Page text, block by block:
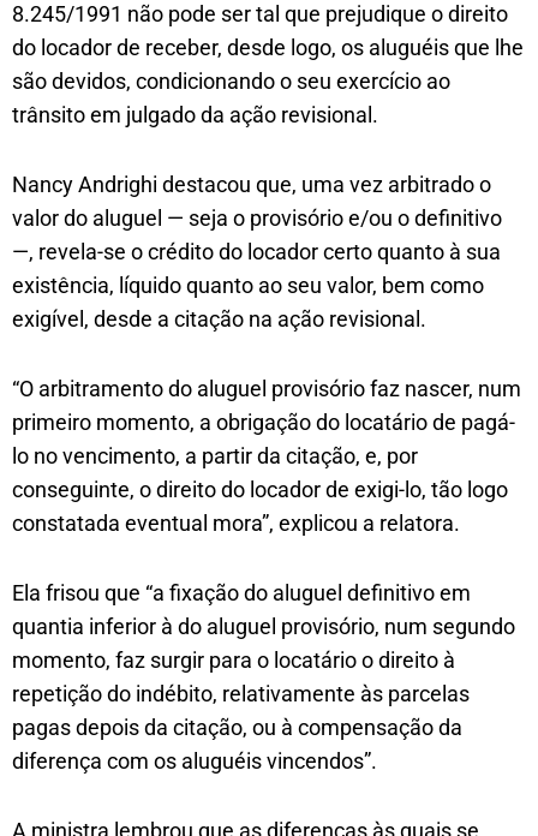
8.245/1991 não pode ser tal que prejudique o direito
do locador de receber, desde logo, os aluguéis que lhe
são devidos, condicionando o seu exercício ao
trânsito em julgado da ação revisional.
Nancy Andrighi destacou que, uma vez arbitrado o
valor do aluguel — seja o provisório e/ou o definitivo
—, revela-se o crédito do locador certo quanto à sua
existência, líquido quanto ao seu valor, bem como
exigível, desde a citação na ação revisional.
“O arbitramento do aluguel provisório faz nascer, num
primeiro momento, a obrigação do locatário de pagá-
lo no vencimento, a partir da citação, e, por
conseguinte, o direito do locador de exigi-lo, tão logo
constatada eventual mora”, explicou a relatora.
Ela frisou que “a fixação do aluguel definitivo em
quantia inferior à do aluguel provisório, num segundo
momento, faz surgir para o locatário o direito à
repetição do indébito, relativamente às parcelas
pagas depois da citação, ou à compensação da
diferença com os aluguéis vincendos”.
A ministra lembrou que as diferenças às quais se